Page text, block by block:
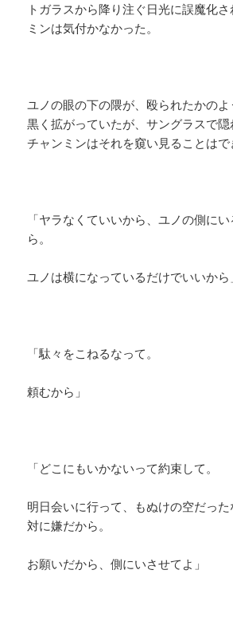
トガラスから降り注ぐ日光に誤魔化
ミンは気付かなかった。
ユノの眼の下の隈が、殴られたかの
黒く拡がっていたが、サングラスで隠
チャンミンはそれを窺い見ることはで
「ヤラなくていいから、ユノの側に
ら。
ユノは横になっているだけでいいから
「駄々をこねるなって。
頼むから」
「どこにもいかないって約束して。
明日会いに行って、もぬけの空だっ
対に嫌だから。
お願いだから、側にいさせてよ」